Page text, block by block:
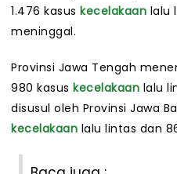
1.476 kasus kecelakaan lalu
meninggal.
Provinsi Jawa Tengah
980 kasus kecelakaan lalu
disusul oleh Provinsi Jawa
kecelakaan lalu lintas dan